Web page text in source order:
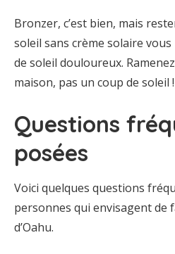
Bronzer, c’est bien, mais
soleil sans crème solaire
de soleil douloureux.
maison, pas un coup de soleil !
Questions
posées
Voici quelques questions
personnes qui envisagent de
d’Oahu.